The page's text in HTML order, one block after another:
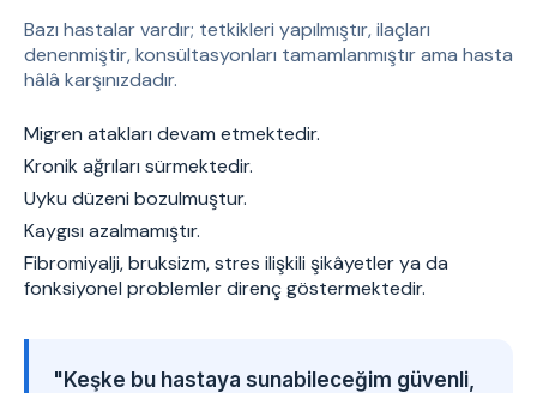
Bazı hastalar vardır; tetkikleri yapılmıştır, ilaçları
denenmiştir, konsültasyonları tamamlanmıştır ama hasta
hâlâ karşınızdadır.
Migren atakları devam etmektedir.
Kronik ağrıları sürmektedir.
Uyku düzeni bozulmuştur.
Kaygısı azalmamıştır.
Fibromiyalji, bruksizm, stres ilişkili şikâyetler ya da
fonksiyonel problemler direnç göstermektedir.
"Keşke bu hastaya sunabileceğim güvenli,